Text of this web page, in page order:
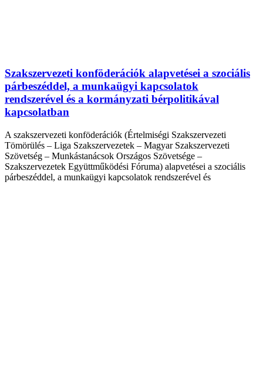
Szakszervezeti konföderációk alapvetései a szociális
párbeszéddel, a munkaügyi kapcsolatok
rendszerével és a kormányzati bérpolitikával
kapcsolatban
A szakszervezeti konföderációk (Értelmiségi Szakszervezeti
Tömörülés – Liga Szakszervezetek – Magyar Szakszervezeti
Szövetség – Munkástanácsok Országos Szövetsége –
Szakszervezetek Együttműködési Fóruma) alapvetései a szociális
párbeszéddel, a munkaügyi kapcsolatok rendszerével és